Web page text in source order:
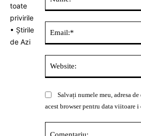
Salvați numele meu, adresa
acest browser pentru data viitoare i